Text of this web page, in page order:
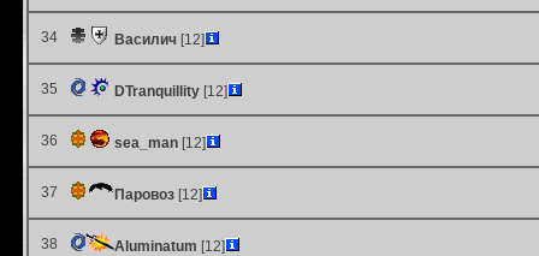
34 Василич [12]
35 DTranquillity [12]
36 sea_man [12]
37 Паровоз [12]
38 Aluminatum [12]